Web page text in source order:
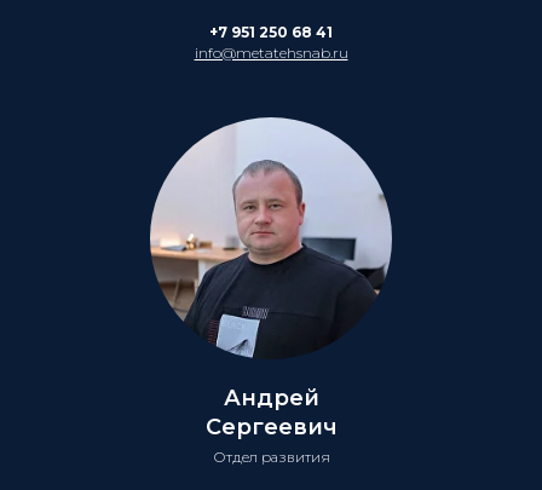
+7 951 250 68 41
info@metatehsnab.ru
Андрей
Сергеевич
Отдел развития